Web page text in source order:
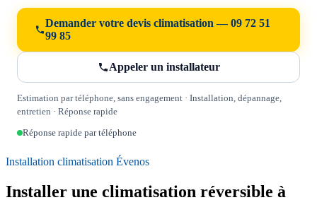
Demander votre devis climatisation — 09 72 51
99 85
Appeler un installateur
Estimation par téléphone, sans engagement · Installation, dépannage,
entretien · Réponse rapide
Réponse rapide par téléphone
Installation climatisation Évenos
Installer une climatisation réversible à